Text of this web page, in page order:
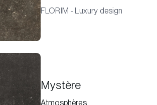
FLORIM - Luxury design
Mystère
Atmosphères